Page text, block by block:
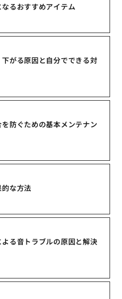
るおすすめアイテム
がる原因と自分でできる対
防ぐための基本メンテナン
な方法
る音トラブルの原因と解決